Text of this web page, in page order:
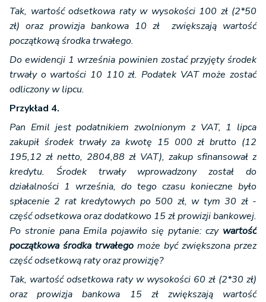
Tak, wartość odsetkowa raty w wysokości 100 zł (2*50
zł) oraz prowizja bankowa 10 zł zwiększają wartość
początkową środka trwałego.
Do ewidencji 1 września powinien zostać przyjęty środek
trwały o wartości 10 110 zł. Podatek VAT może zostać
odliczony w lipcu.
Przykład 4.
Pan Emil jest podatnikiem zwolnionym z VAT, 1 lipca
zakupił środek trwały za kwotę 15 000 zł brutto (12
195,12 zł netto, 2804,88 zł VAT), zakup sfinansował z
kredytu. Środek trwały wprowadzony został do
działalności 1 września, do tego czasu konieczne było
spłacenie 2 rat kredytowych po 500 zł, w tym 30 zł -
część odsetkowa oraz dodatkowo 15 zł prowizji bankowej.
Po stronie pana Emila pojawiło się pytanie: czy wartość
początkowa środka trwałego może być zwiększona przez
część odsetkową raty oraz prowizję?
Tak, wartość odsetkowa raty w wysokości 60 zł (2*30 zł)
oraz prowizja bankowa 15 zł zwiększają wartość